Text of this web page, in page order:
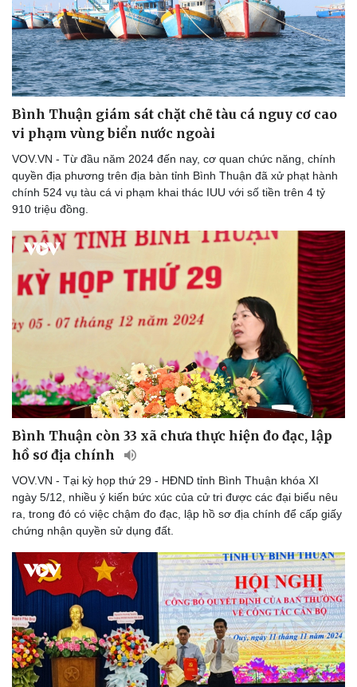
Nam khoa
Làm đẹp - giảm cân
Phòng mạch online
Ăn sạch sống khỏe
Sân khấu - Điện ảnh
Văn học
Âm nhạc
Di sản
Giải trí
Nghệ sĩ
Thời trang
Sao Việt
Bình Thuận giám sát chặt chẽ tàu cá nguy cơ cao
vi phạm vùng biển nước ngoài
VOV.VN - Từ đầu năm 2024 đến nay, cơ quan chức năng, chính
quyền địa phương trên địa bàn tỉnh Bình Thuận đã xử phạt hành
chính 524 vụ tàu cá vi phạm khai thác IUU với số tiền trên 4 tỷ
910 triệu đồng.
Bình Thuận còn 33 xã chưa thực hiện đo đạc, lập
hồ sơ địa chính
VOV.VN - Tại kỳ họp thứ 29 - HĐND tỉnh Bình Thuận khóa XI
ngày 5/12, nhiều ý kiến bức xúc của cử tri được các đại biểu nêu
ra, trong đó có việc chậm đo đạc, lập hồ sơ địa chính để cấp giấy
chứng nhận quyền sử dụng đất.